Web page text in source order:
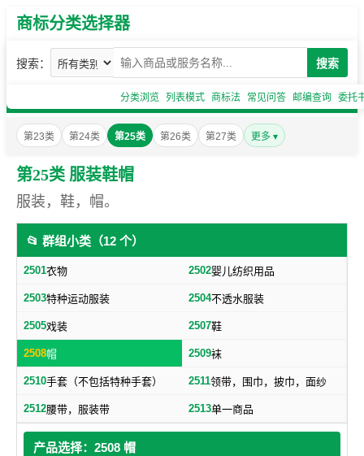
商标分类选择器
搜索： 搜索
分类浏览 列表模式 商标法 常见问答 邮编查询 委托
第23类 第24类 第25类 第26类 第27类 更多 ▾
第25类 服装鞋帽
服装，鞋，帽。
📂 群组小类（12 个）
2501衣物 2502婴儿纺织用品
2503特种运动服装 2504不透水服装
2505戏装 2507鞋
2508帽 2509袜
2510手套（不包括特种手套） 2511领带，围巾，披巾，面纱
2512腰带，服装带 2513单一商品
产品选择：2508 帽